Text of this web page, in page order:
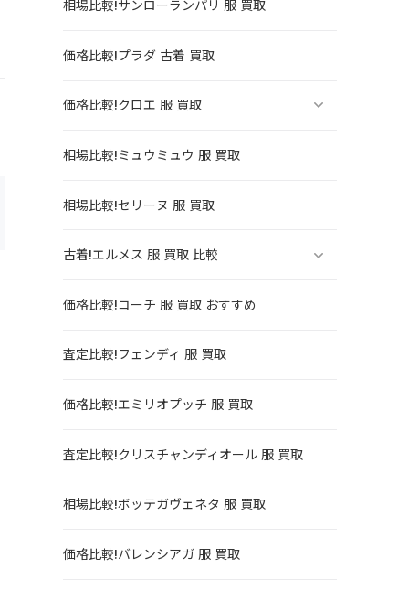
相場比較!サンローランパリ 服 買取
価格比較!プラダ 古着 買取
価格比較!クロエ 服 買取
相場比較!ミュウミュウ 服 買取
相場比較!セリーヌ 服 買取
古着!エルメス 服 買取 比較
価格比較!コーチ 服 買取 おすすめ
査定比較!フェンディ 服 買取
価格比較!エミリオプッチ 服 買取
査定比較!クリスチャンディオール 服 買取
相場比較!ボッテガヴェネタ 服 買取
価格比較!バレンシアガ 服 買取